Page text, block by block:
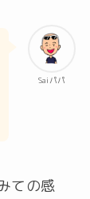
Saiパパ
ての感